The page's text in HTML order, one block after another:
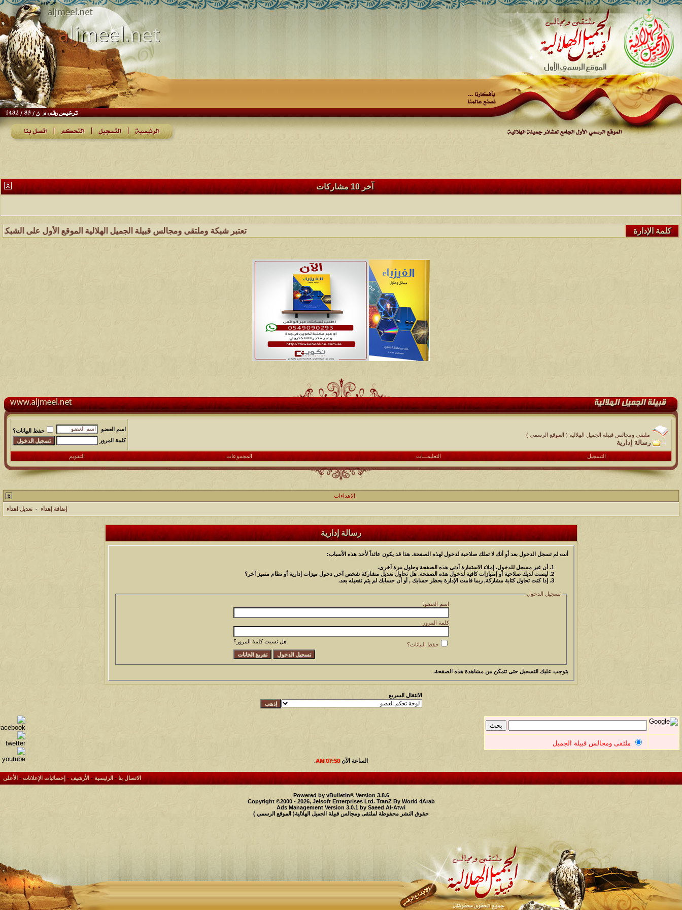
آخر 10 مشاركات
تعتبر شبكة وملتقى ومجالس قبيلة الجميل الهلالية الموقع الأول على الشبكة كلمة الإدارة
ملتقى ومجالس قبيلة الجميل الهلالية ( الموقع الرسمي )
رسالة إدارية
اسم العضو
حفظ البيانات؟
كلمة المرور
التسجيل التعليمـــات المجموعات التقويم
الإهداءات
إضافة إهداء - تعديل اهداء
رسالة إدارية
أنت لم تسجل الدخول بعد أو أنك لا تملك صلاحية لدخول لهذه الصفحة. هذا قد يكون عائداً لأحد هذه الأسباب:
أن غير مسجل للدخول. إملاء الاستمارة أدنى هذه الصفحة وحاول مرة أخرى.
ليست لديك صلاحية أو إمتيازات كافية لدخول هذه الصفحة. هل تحاول تعديل مشاركة شخص آخر, دخول ميزات إدارية أو نظام متميز آخر؟
إذا كنت تحاول كتابة مشاركة, ربما قامت الإدارة بحظر حسابك , أو أن حسابك لم يتم تفعيله بعد.
تسجيل الدخول
اسم العضو:
كلمة المرور:
هل نسيت كلمة المرور؟ حفظ البيانات؟
يتوجب عليك التسجيل حتى تتمكن من مشاهدة هذه الصفحة.
الانتقال السريع
ملتقى ومجالس قبيلة الجميل
الساعة الآن07:50 AM
.
الاتصال بنا- الرئيسية-الأرشيف- إحصائيات الإعلانات- الأعلى
Powered by vBulletin® Version 3.8.6
Copyright ©2000 - 2026, Jelsoft Enterprises Ltd. TranZ By World 4Arab
Ads Management Version 3.0.1 by Saeed Al-Atwi
حقوق النشر محفوظة لملتقى ومجالس قبيلة الجميل الهلالية( الموقع الرسمي )